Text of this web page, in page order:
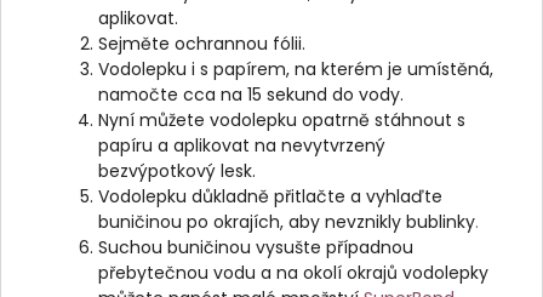
aplikovat.
Sejměte ochrannou fólii.
Vodolepku i s papírem, na kterém je umístěná,
namočte cca na 15 sekund do vody.
Nyní můžete vodolepku opatrně stáhnout s
papíru a aplikovat na nevytvrzený
bezvýpotkový lesk.
Vodolepku důkladně přitlačte a vyhlaďte
buničinou po okrajích, aby nevznikly bublinky.
Suchou buničinou vysušte případnou
přebytečnou vodu a na okolí okrajů vodolepky